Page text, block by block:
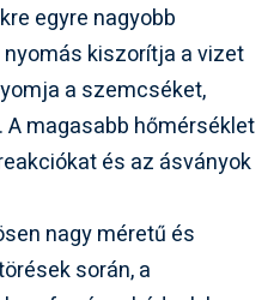
egyre nagyobb
kiszorítja a vizet
a szemcséket,
magasabb hőmérséklet
és az ásványok
nagy méretű és
során, a